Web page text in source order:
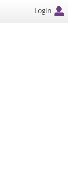
Login